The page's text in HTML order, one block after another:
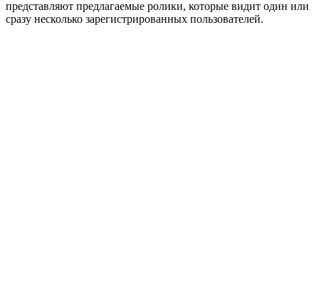
представляют предлагаемые ролики, которые видит один или
сразу несколько зарегистрированных пользователей.